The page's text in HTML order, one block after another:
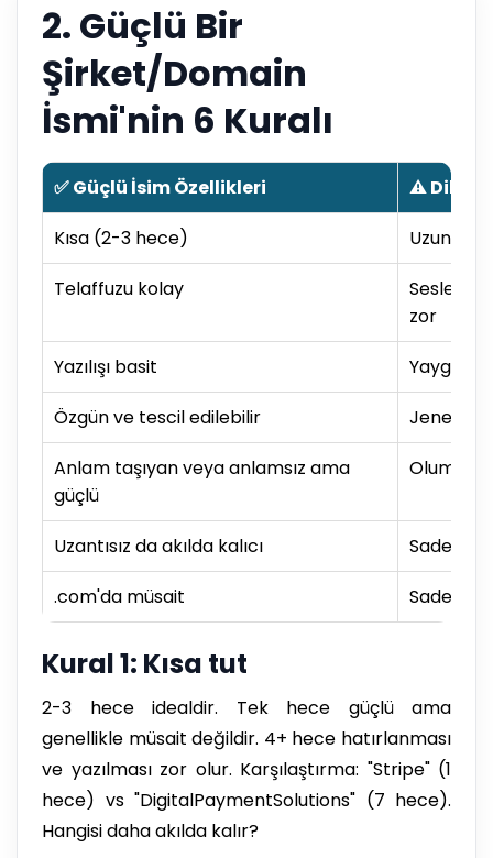
2. Güçlü Bir
Şirket/Domain
İsmi'nin 6 Kuralı
✅ Güçlü İsim Özellikleri
⚠️ Dikkat
Kısa (2-3 hece)
Uzun
Telaffuzu kolay
Sesletimi
zor
Yazılışı basit
Yaygın
Özgün ve tescil edilebilir
Jenerik
Anlam taşıyan veya anlamsız ama
güçlü
Olumsuz
Uzantısız da akılda kalıcı
Sadece
.com'da müsait
Sadece
Kural 1: Kısa tut
2-3 hece idealdir. Tek hece güçlü ama
genellikle müsait değildir. 4+ hece hatırlanması
ve yazılması zor olur. Karşılaştırma: "Stripe" (1
hece) vs "DigitalPaymentSolutions" (7 hece).
Hangisi daha akılda kalır?